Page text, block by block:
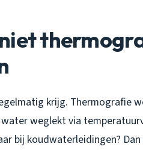
krijg. Thermografie
weglekt via
bij koudwaterleidingen? Dan